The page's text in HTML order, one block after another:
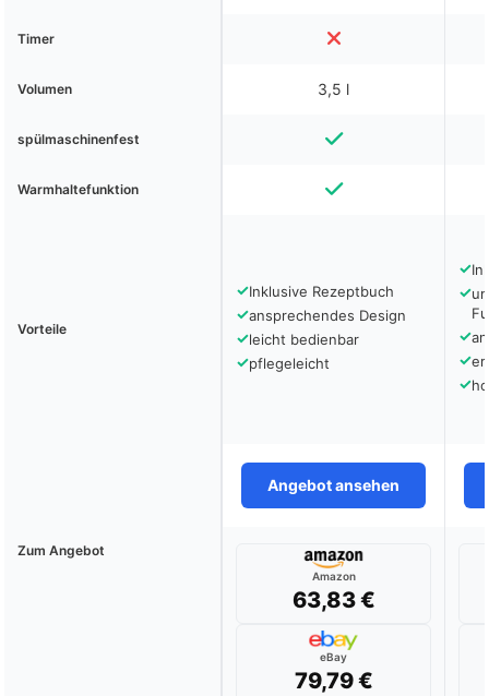
Timer
Volumen 3,5 l
spülmaschinenfest
Warmhaltefunktion
Vorteile
✓Inklusive Rezeptbuch
✓ansprechendes Design
✓leicht bedienbar
✓pflegeleicht
✓
✓
✓
✓
✓
Angebot ansehen
Zum Angebot
Amazon
63,83 €
eBay
79,79 €